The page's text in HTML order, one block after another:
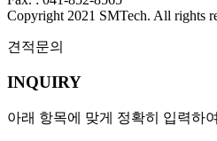
Copyright 2021 SMTech. All rights
견적문의
INQUIRY
아래 항목에 맞게 정확히 입력하